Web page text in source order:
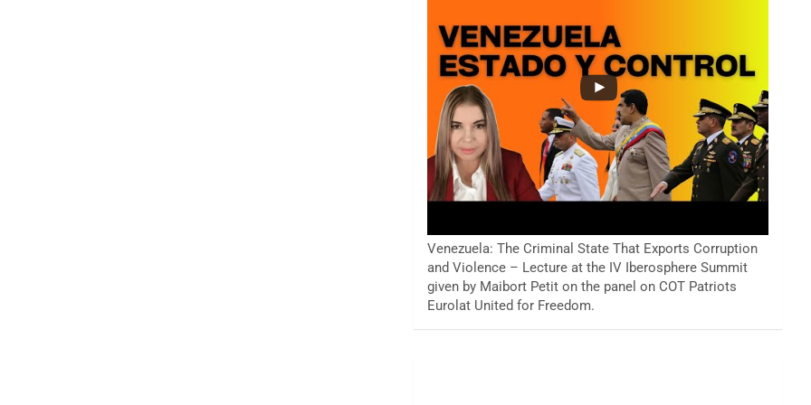
Venezuela: The Criminal State That Exports Corruption
and Violence – Lecture at the IV Iberosphere Summit
given by Maibort Petit on the panel on COT Patriots
Eurolat United for Freedom.